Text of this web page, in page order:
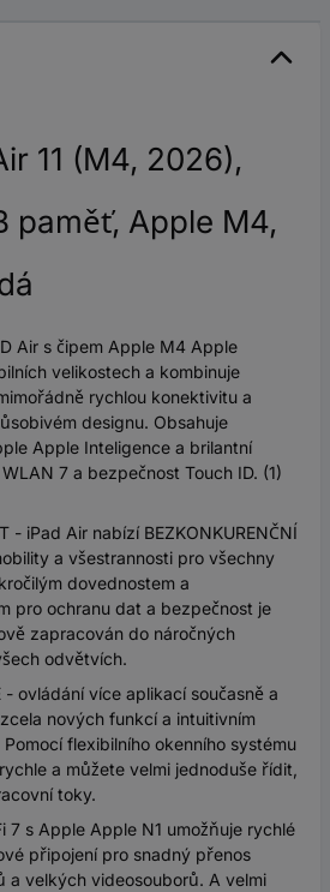
11 (M4, 2026),
paměť, Apple M4,
Air s čipem Apple M4 Apple
velikostech a kombinuje
rychlou konektivitu a
designu. Obsahuje
Apple Inteligence a brilantní
7 a bezpečnost Touch ID. (1)
- iPad Air nabízí BEZKONKURENČNÍ
a všestrannosti pro všechny
dovednostem a
pro ochranu dat a bezpečnost je
zapracován do náročných
odvětvích.
- ovládání více aplikací současně a
nových funkcí a intuitivním
flexibilního okenního systému
a můžete velmi jednoduše řídit,
toky.
7 s Apple Apple N1 umožňuje rychlé
připojení pro snadný přenos
a velkých videosouborů. A velmi